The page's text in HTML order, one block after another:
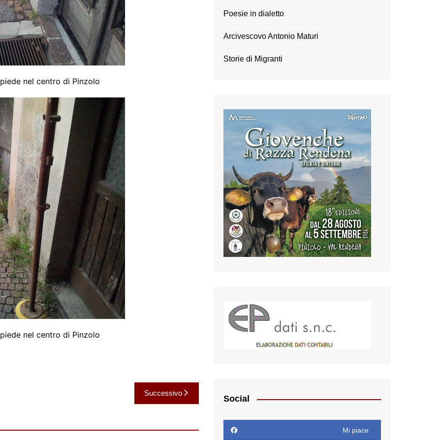
nel centro di Pinzolo
nel centro di Pinzolo
Successivo
Poesie in dialetto
Arcivescovo Antonio Maturi
Storie di Migranti
Social
Mi piace